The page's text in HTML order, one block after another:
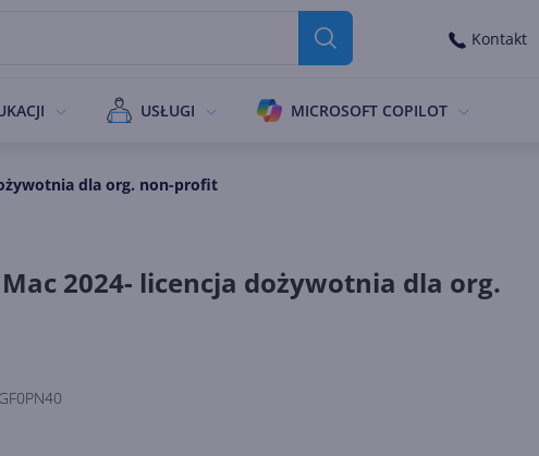
Kontakt
USŁUGI MICROSOFT COPILOT
dla org. non-profit
2024- licencja dożywotnia dla org.